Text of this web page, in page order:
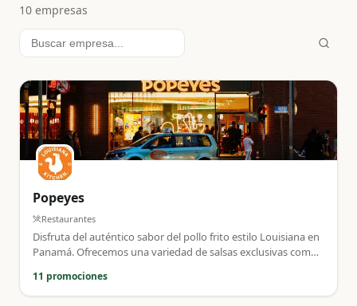
10 empresas
Popeyes
Restaurantes
Disfruta del auténtico sabor del pollo frito estilo Louisiana en
Panamá. Ofrecemos una variedad de salsas exclusivas como
favoritos con servicio a domicilio.
11 promociones